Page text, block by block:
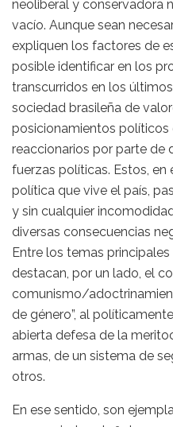
neoliberal y conservadora
vacío. Aunque sean
expliquen los factores de
posible identificar en los
transcurridos en los
sociedad brasileña de
posicionamientos políticos
reaccionarios por parte de
fuerzas políticas. Estos, en
política que vive el país,
y sin cualquier
diversas consecuencias
Entre los temas
destacan, por un lado, el
comunismo/
de género”, al
abierta defesa de la
armas, de un sistema de
otros.
En ese sentido, son